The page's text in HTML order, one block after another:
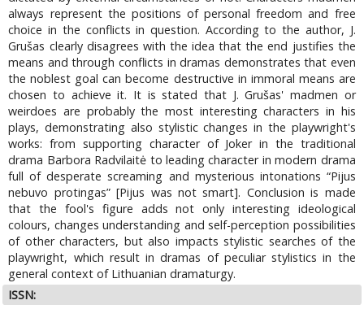
always represent the positions of personal freedom and free
choice in the conflicts in question. According to the author, J.
Grušas clearly disagrees with the idea that the end justifies the
means and through conflicts in dramas demonstrates that even
the noblest goal can become destructive in immoral means are
chosen to achieve it. It is stated that J. Grušas' madmen or
weirdoes are probably the most interesting characters in his
plays, demonstrating also stylistic changes in the playwright's
works: from supporting character of Joker in the traditional
drama Barbora Radvilaitė to leading character in modern drama
full of desperate screaming and mysterious intonations “Pijus
nebuvo protingas” [Pijus was not smart]. Conclusion is made
that the fool's figure adds not only interesting ideological
colours, changes understanding and self-perception possibilities
of other characters, but also impacts stylistic searches of the
playwright, which result in dramas of peculiar stylistics in the
general context of Lithuanian dramaturgy.
ISSN: